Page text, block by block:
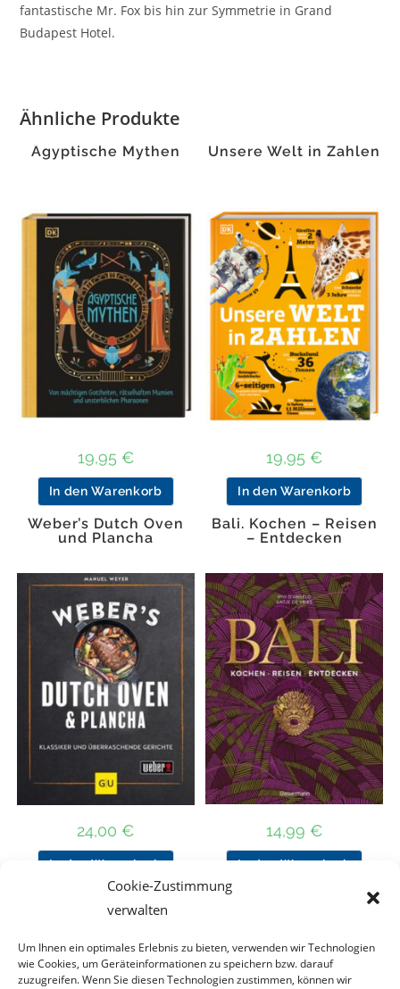
Cookie-Zustimmung
verwalten
Um Ihnen ein optimales Erlebnis zu bieten, verwenden wir Technologien
wie Cookies, um Geräteinformationen zu speichern bzw. darauf
zuzugreifen. Wenn Sie diesen Technologien zustimmen, können wir
fantastische Mr. Fox bis hin zur Symmetrie in Grand
Budapest Hotel.
Ähnliche Produkte
Ägyptische Mythen
19,95 €
In den Warenkorb
Unsere Welt in Zahlen
19,95 €
In den Warenkorb
Weber’s Dutch Oven
und Plancha
24,00 €
In den Warenkorb
Bali. Kochen – Reisen
– Entdecken
14,99 €
In den Warenkorb
Nach Preis filtern